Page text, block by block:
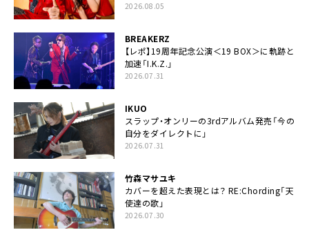
2026.08.05
BREAKERZ
【レポ】19周年記念公演＜19 BOX＞に軌跡と
加速「I.K.Z.」
2026.07.31
IKUO
スラップ・オンリーの3rdアルバム発売「今の
自分をダイレクトに」
2026.07.31
竹森マサユキ
カバーを超えた表現とは？ RE:Chording「天
使達の歌」
2026.07.30